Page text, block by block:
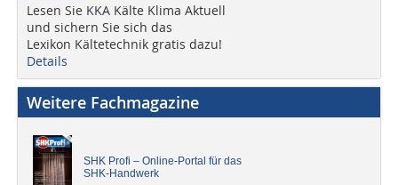
Lesen Sie KKA Kälte Klima Aktuell
und sichern Sie sich das
Lexikon Kältetechnik gratis dazu!
Details
Weitere Fachmagazine
SHK Profi – Online-Portal für das
SHK-Handwerk